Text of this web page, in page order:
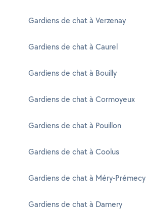
Gardiens de chat à Verzenay
Gardiens de chat à Caurel
Gardiens de chat à Bouilly
Gardiens de chat à Cormoyeux
Gardiens de chat à Pouillon
Gardiens de chat à Coolus
Gardiens de chat à Méry-Prémecy
Gardiens de chat à Damery